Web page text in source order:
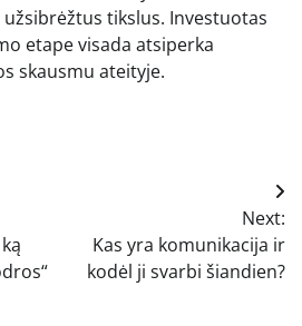
tikslus. Investuotas
etape visada atsiperka
skausmu ateityje.
Next:
Kas yra komunikacija ir
kodėl ji svarbi šiandien?